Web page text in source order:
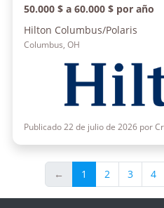
50.000 $ a 60.000 $ por año
Hilton Columbus/Polaris
Columbus, OH
Publicado 22 de julio de 2026 por
← 1 2 3 4